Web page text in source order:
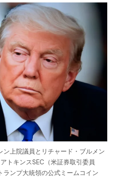
上院議員とリチャード・ブルメン
トキンスSEC（米証券取引委員
ンプ大統領の公式ミームコイン